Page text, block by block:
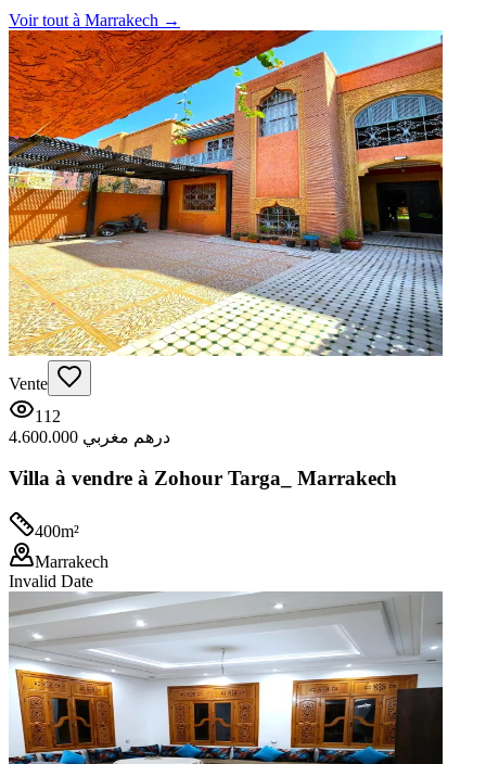
Voir tout à Marrakech →
Vente
112
4.600.000 درهم مغربي
Villa à vendre à Zohour Targa_ Marrakech
400m²
Marrakech
Invalid Date